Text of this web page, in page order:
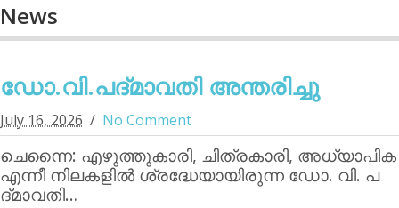
News
ഡോ.വി.പദ്മാവതി അന്തരിച്ചു
July 16, 2026 No Comment
ചെന്നൈ: എഴുത്തുകാരി, ചിത്രകാരി, അധ്യാപിക
എന്നീ നിലകളില്‍ ശ്രദ്ധേയായിരുന്ന ഡോ. വി. പ
ദ്മാവതി…